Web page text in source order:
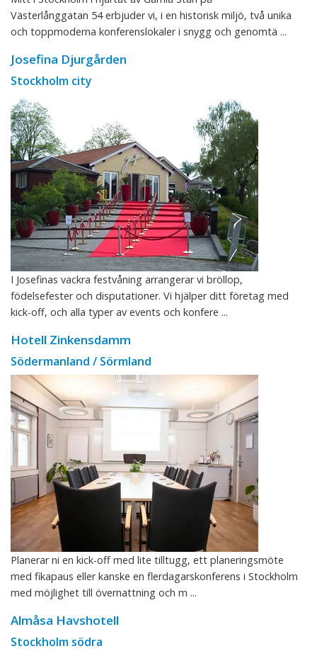
Västerlånggatan 54 erbjuder vi, i en historisk miljö, två unika
och toppmoderna konferenslokaler i snygg och genomtä ...
Josefina Djurgården
Stockholm city
I Josefinas vackra festvåning arrangerar vi bröllop,
födelsefester och disputationer. Vi hjälper ditt företag med
kick-off, och alla typer av events och konfere ...
Hotell Zinkensdamm
Södermanland / Sörmland
Planerar ni en kick-off med lite tilltugg, ett planeringsmöte
med fikapaus eller kanske en flerdagarskonferens i Stockholm
med möjlighet till övernattning och m ...
Almåsa Havshotell
Stockholm södra